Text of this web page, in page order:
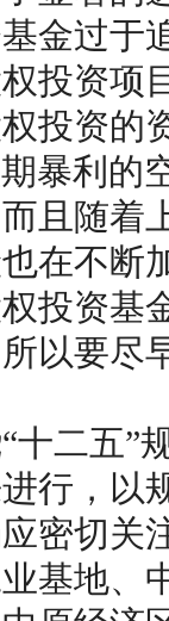
过于
投资项
投资的
暴利的
且随着
在不断
投资基
以要尽
二五”
行，以
密切关
基地、